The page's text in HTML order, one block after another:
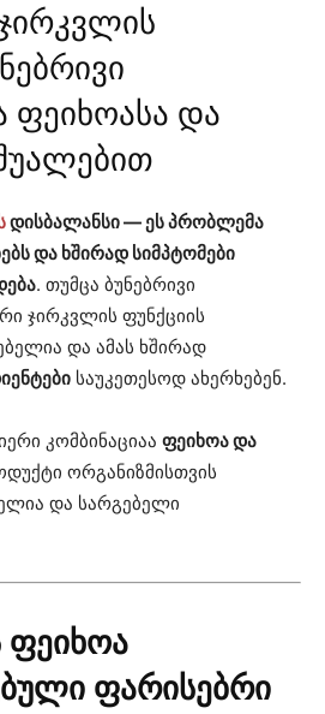
ფეიხოასა და
დისბალანსი — ეს პრობლემა
და ხშირად სიმპტომები
. თუმცა ბუნებრივი
ჯირკვლის ფუნქციის
და ამას ხშირად
საუკეთესოდ ახერხებენ.
კომბინაციაა ფეიხოა და
ორგანიზმისთვის
და სარგებელი
ფეიხოა
ფარისებრი